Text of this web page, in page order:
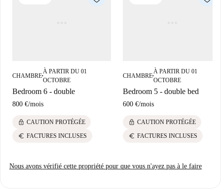
CHAMBRE■
À PARTIR DU 01
OCTOBRE
Bedroom 6 - double
800 €/mois
lock CAUTION PROTÉGÉE
euro FACTURES INCLUSES
CHAMBRE■
À PARTIR DU 01
OCTOBRE
Bedroom 5 - double bed
600 €/mois
lock CAUTION PROTÉGÉE
euro FACTURES INCLUSES
Nous avons vérifié cette propriété pour que vous n'ayez pas à le faire